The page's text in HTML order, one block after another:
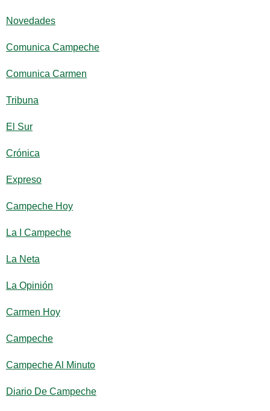
Novedades
Comunica Campeche
Comunica Carmen
Tribuna
El Sur
Crónica
Expreso
Campeche Hoy
La I Campeche
La Neta
La Opinión
Carmen Hoy
Campeche
Campeche Al Minuto
Diario De Campeche